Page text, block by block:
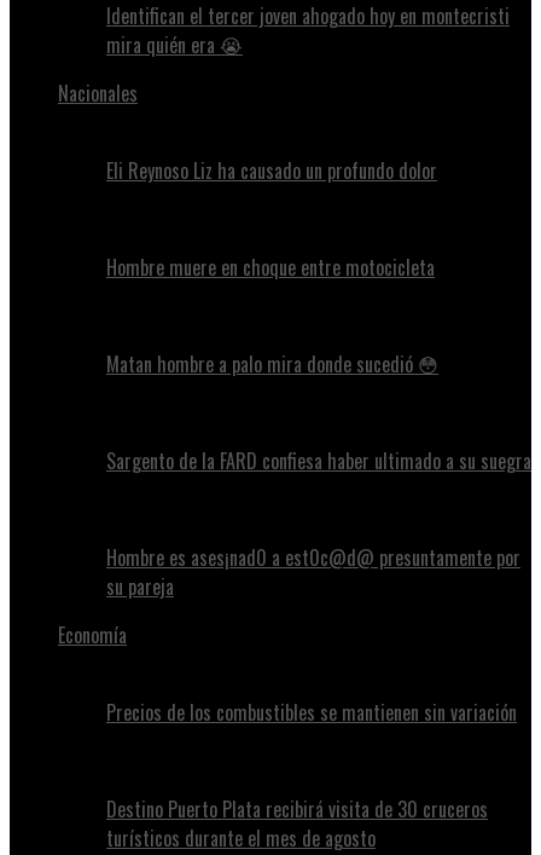
Identifican el tercer joven ahogado hoy en montecristi
mira quién era 😭
Nacionales
Eli Reynoso Liz ha causado un profundo dolor
Hombre muere en choque entre motocicleta
Matan hombre a palo mira donde sucedió 😳
Sargento de la FARD confiesa haber ultimado a su suegra
Hombre es ases¡nad0 a est0c@d@ presuntamente por
su pareja
Economía
Precios de los combustibles se mantienen sin variación
Destino Puerto Plata recibirá visita de 30 cruceros
turísticos durante el mes de agosto